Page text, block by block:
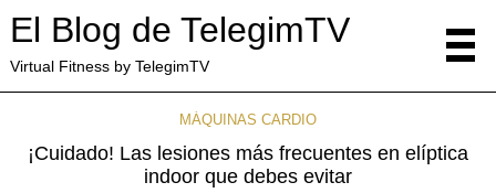
El Blog de TelegimTV
Virtual Fitness by TelegimTV
MÁQUINAS CARDIO
¡Cuidado! Las lesiones más frecuentes en elíptica
indoor que debes evitar